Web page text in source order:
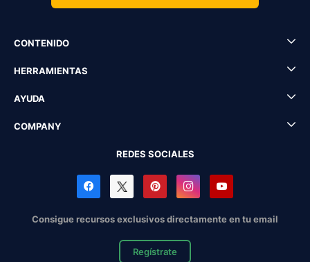
CONTENIDO
HERRAMIENTAS
AYUDA
COMPANY
REDES SOCIALES
Consigue recursos exclusivos directamente en tu email
Regístrate